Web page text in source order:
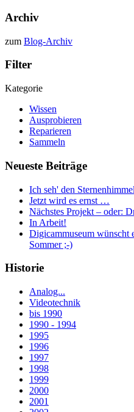
Archiv
zum Blog-Archiv
Filter
Kategorie
Wissen
Ausprobieren
Reparieren
Sammeln
Neueste Beiträge
Ich seh' den
Jetzt wird es ernst …
Nächstes Projekt – oder:
In Arbeit!
Digicammuseum wünscht
Sommer ;-)
Historie
Analog...
Videotechnik
bis 1990
1990 - 1994
1995
1996
1997
1998
1999
2000
2001